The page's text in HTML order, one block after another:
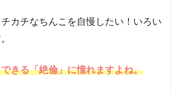
カチなちんこを自慢したい！いろい
きる「絶倫」に憧れますよね。